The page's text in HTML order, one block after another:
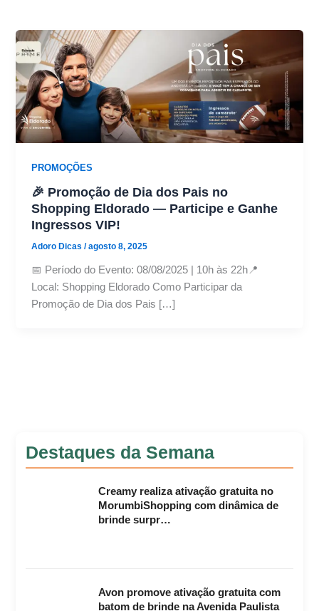
PROMOÇÕES
🎉 Promoção de Dia dos Pais no
Shopping Eldorado — Participe e Ganhe
Ingressos VIP!
Adoro Dicas/agosto 8, 2025
📅 Período do Evento: 08/08/2025 | 10h às 22h📍
Local: Shopping Eldorado Como Participar da
Promoção de Dia dos Pais […]
Destaques da Semana
Creamy realiza ativação gratuita no
MorumbiShopping com dinâmica de
brinde surpr…
Avon promove ativação gratuita com
batom de brinde na Avenida Paulista